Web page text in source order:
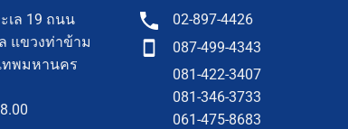
เล 19 ถนน
แขวงท่าข้าม
ทพมหานคร
02-897-4426
087-499-4343
081-422-3407
081-346-3733
061-475-8683